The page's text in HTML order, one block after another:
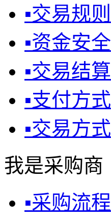
▪交易规则
▪资金安全
▪交易结算
▪支付方式
▪交易方式
我是采购商
▪采购流程